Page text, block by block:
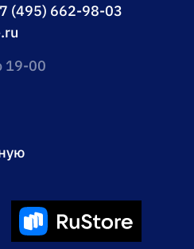
(495) 662-98-03
19-00